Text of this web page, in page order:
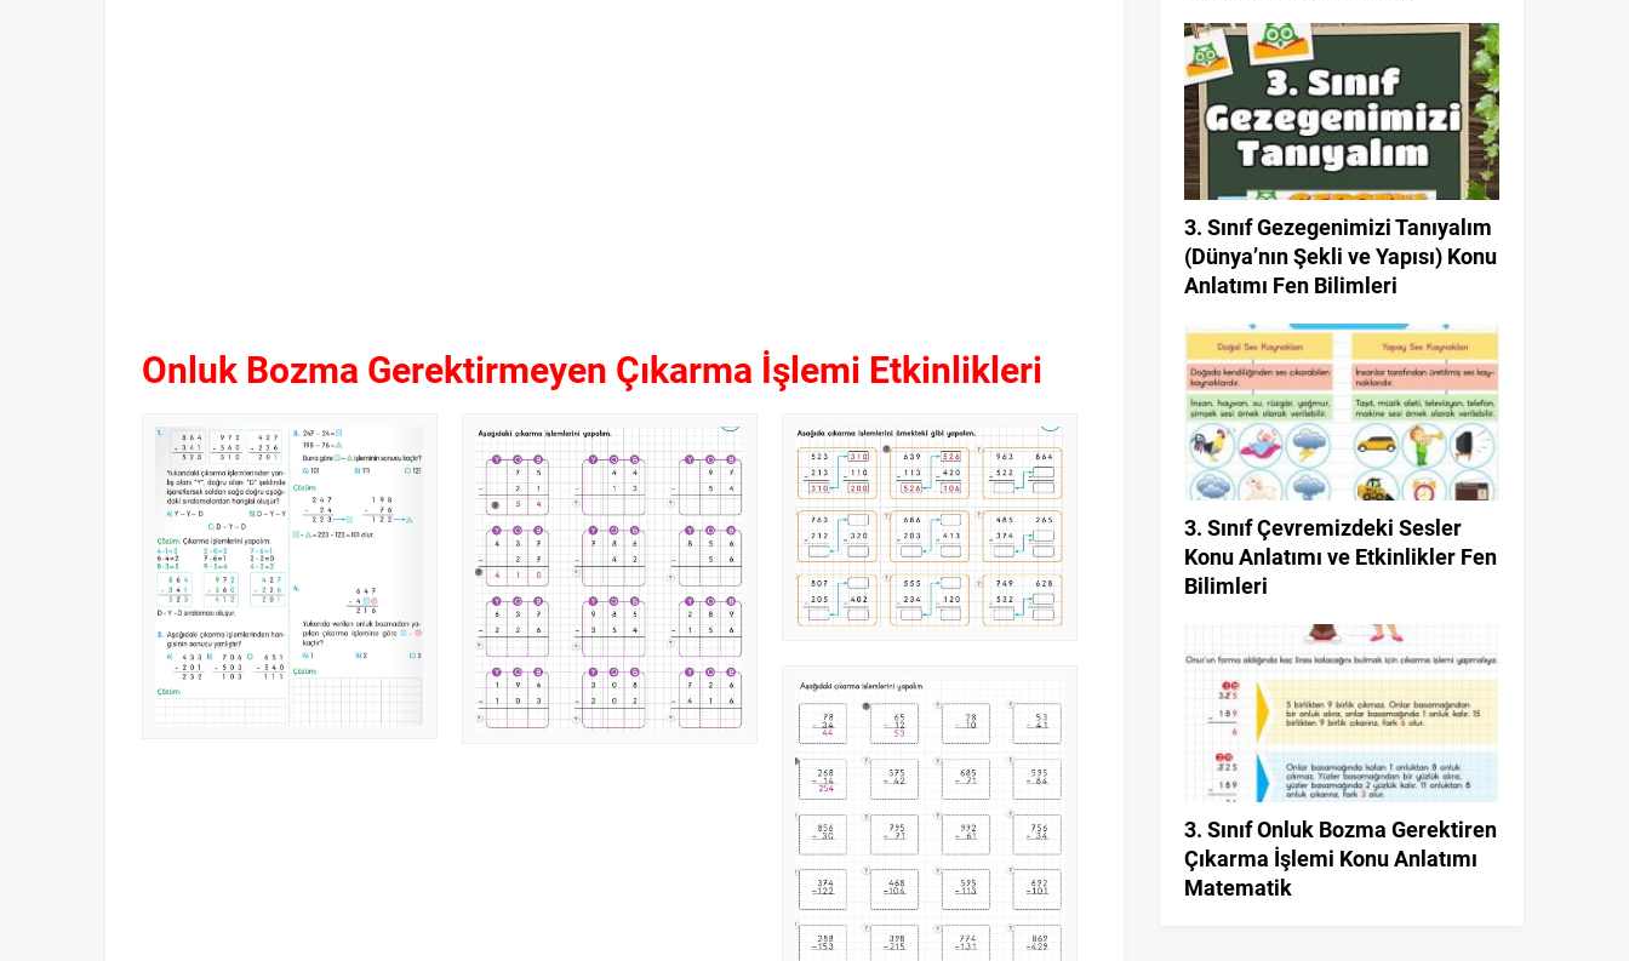
Onluk Bozma Gerektirmeyen Çıkarma İşlemi Etkinlikleri
3. Sınıf Gezegenimizi Tanıyalım
(Dünya’nın Şekli ve Yapısı) Konu
Anlatımı Fen Bilimleri
3. Sınıf Çevremizdeki Sesler
Konu Anlatımı ve Etkinlikler Fen
Bilimleri
3. Sınıf Onluk Bozma Gerektiren
Çıkarma İşlemi Konu Anlatımı
Matematik